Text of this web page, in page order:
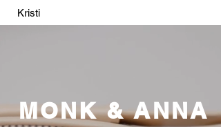
Kristi
MONK & ANNA